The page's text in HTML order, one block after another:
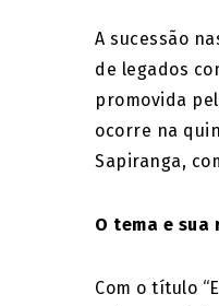
A sucessão
de legados
promovida
ocorre na
Sapiranga,
O tema e sua
Com o título